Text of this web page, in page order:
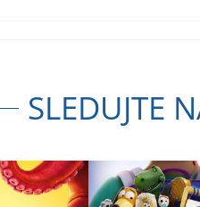
SLEDUJTE